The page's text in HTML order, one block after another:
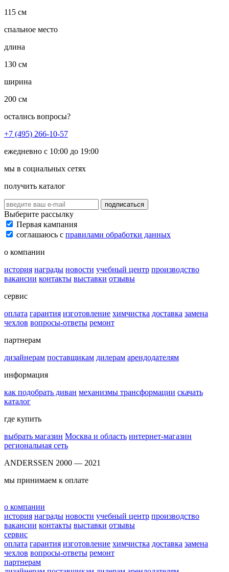
115 см
спальное место
длина
130 см
ширина
200 см
остались вопросы?
+7 (495) 266-10-57
ежедневно с 10:00 до 19:00
мы в социальных сетях
получить каталог
подписаться
Выберите рассылку
Первая кампания
соглашаюсь с правилами обработки данных
о компании
история награды новости учебный центр производство
вакансии контакты выставки отзывы
сервис
оплата гарантия изготовление химчистка доставка замена
чехлов вопросы-ответы ремонт
партнерам
дизайнерам поставщикам дилерам арендодателям
информация
как подобрать диван механизмы трансформации скачать
каталог
где купить
выбрать магазин Москва и область интернет-магазин
региональная сеть
ANDERSSEN 2000 — 2021
мы принимаем к оплате
о компании
история награды новости учебный центр производство
вакансии контакты выставки отзывы
сервис
оплата гарантия изготовление химчистка доставка замена
чехлов вопросы-ответы ремонт
партнерам